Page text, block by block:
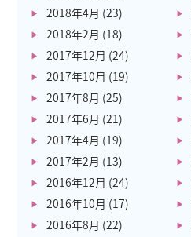
2018年4月 (23)
2018年2月 (18)
2017年12月 (24)
2017年10月 (19)
2017年8月 (25)
2017年6月 (21)
2017年4月 (19)
2017年2月 (13)
2016年12月 (24)
2016年10月 (17)
2016年8月 (22)